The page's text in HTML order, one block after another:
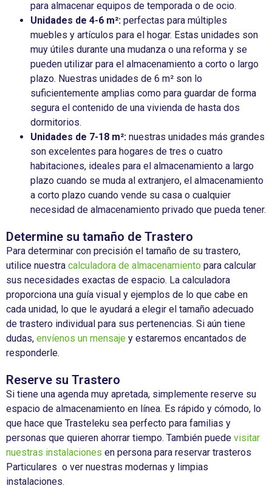
para almacenar equipos de temporada o de ocio.
Unidades de 4-6 m²: perfectas para múltiples
muebles y artículos para el hogar. Estas unidades son
muy útiles durante una mudanza o una reforma y se
pueden utilizar para el almacenamiento a corto o largo
plazo. Nuestras unidades de 6 m² son lo
suficientemente amplias como para guardar de forma
segura el contenido de una vivienda de hasta dos
dormitorios.
Unidades de 7-18 m²: nuestras unidades más grandes
son excelentes para hogares de tres o cuatro
habitaciones, ideales para el almacenamiento a largo
plazo cuando se muda al extranjero, el almacenamiento
a corto plazo cuando vende su casa o cualquier
necesidad de almacenamiento privado que pueda tener.
Determine su tamaño de Trastero
Para determinar con precisión el tamaño de su trastero,
utilice nuestra calculadora de almacenamiento para calcular
sus necesidades exactas de espacio. La calculadora
proporciona una guía visual y ejemplos de lo que cabe en
cada unidad, lo que le ayudará a elegir el tamaño adecuado
de trastero individual para sus pertenencias. Si aún tiene
dudas, envíenos un mensaje y estaremos encantados de
responderle.
Reserve su Trastero
Si tiene una agenda muy apretada, simplemente reserve su
espacio de almacenamiento en línea. Es rápido y cómodo, lo
que hace que Trasteleku sea perfecto para familias y
personas que quieren ahorrar tiempo. También puede visitar
nuestras instalaciones en persona para reservar trasteros
Particulares o ver nuestras modernas y limpias
instalaciones.